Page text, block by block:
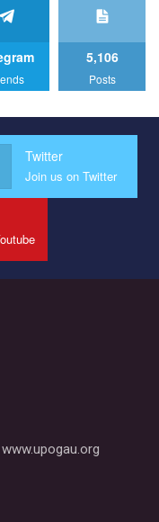
us implement our plan
the video.
"Гей-альянс
нам реализовать
на почве
на наш канал YouTube
5,106
Posts
Twitter
Join us on Twitter
www.upogau.org